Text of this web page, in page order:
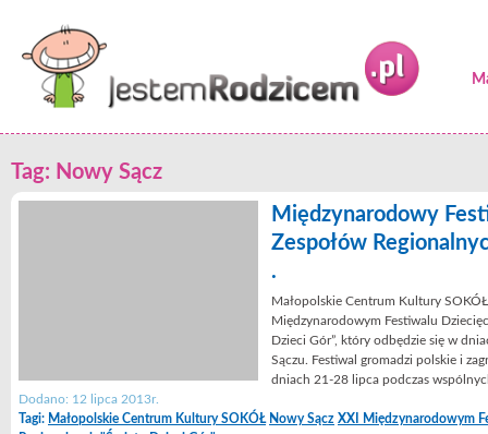
Tag: Nowy Sącz
Międzynarodowy
Zespołów
.
Małopolskie Centrum Kultury
Międzynarodowym Festiwalu
Dzieci Gór”, który odbędzie się w
Sączu. Festiwal gromadzi polskie i
dniach 21-28 lipca podczas
Dodano: 12 lipca 2013r.
Tagi: Małopolskie Centrum Kultury SOKÓŁ Nowy Sącz XXI Międzynarodowym